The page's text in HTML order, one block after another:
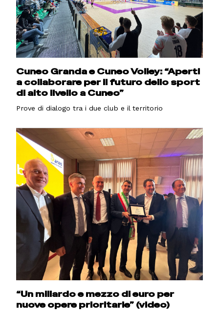
Cuneo Granda e Cuneo Volley: “Aperti
a collaborare per il futuro dello sport
di alto livello a Cuneo”
Prove di dialogo tra i due club e il territorio
“Un miliardo e mezzo di euro per
nuove opere prioritarie” (video)